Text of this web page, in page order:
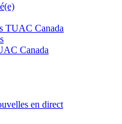
TUAC Canada
Canada
en direct